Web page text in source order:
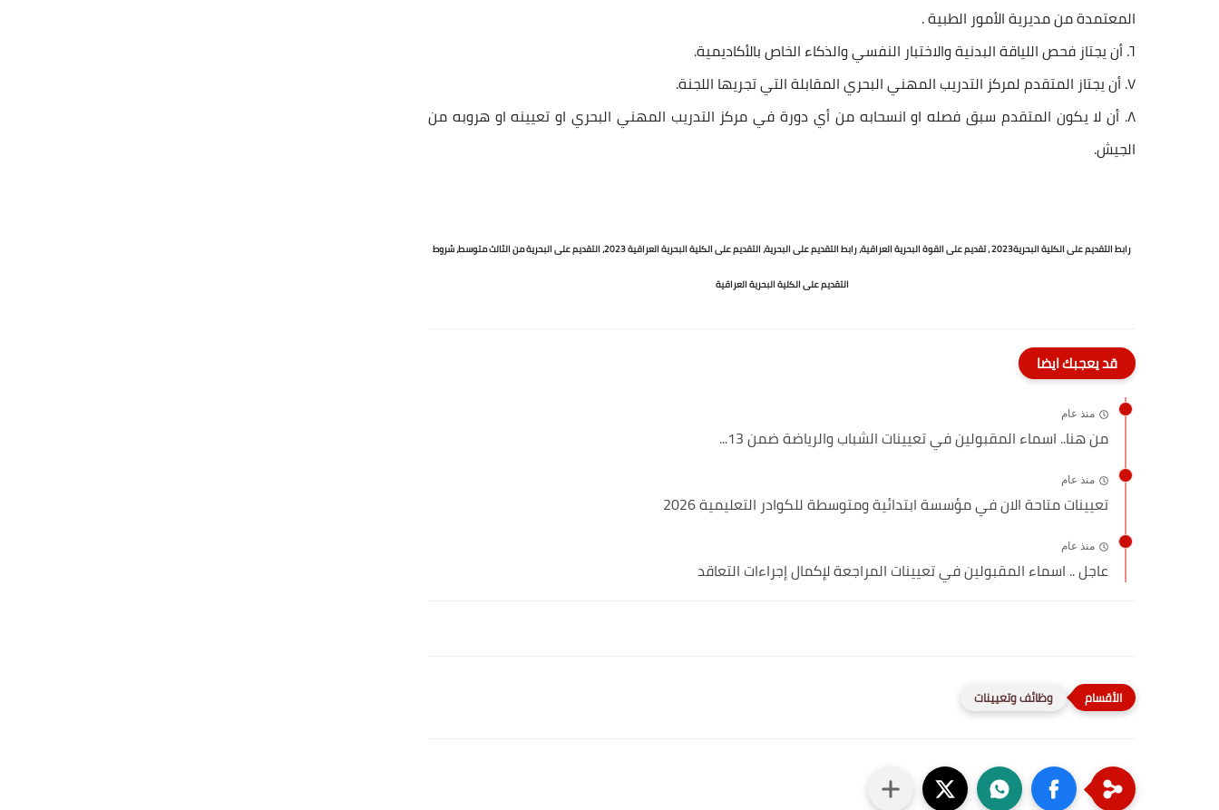
المعتمدة من مديرية الأمور الطبية .
٦. أن يجتاز فحص اللياقة البدنية والاختبار النفسي والذكاء الخاص بالأكاديمية.
٧. أن يجتاز المتقدم لمركز التدريب المهني البحري المقابلة التي تجريها اللجنة.
٨. أن لا يكون المتقدم سبق فصله او انسحابه من أي دورة في مركز التدريب المهني البحري او تعيينه او هروبه من
الجيش.
رابط التقديم على الكلية البحرية2023 ، تقديم على القوة البحرية العراقية، رابط التقديم على البحرية،التقديم على الكلية البحرية العراقية 2023، التقديم على البحرية من الثالث متوسط،شروط
التقديم على الكلية البحرية العراقية
قد يعجبك ايضا
منذ عام
من هنا.. اسماء المقبولين في تعيينات الشباب والرياضة ضمن 13...
منذ عام
تعيينات متاحة الان في مؤسسة ابتدائية ومتوسطة للكوادر التعليمية 2026
منذ عام
عاجل .. اسماء المقبولين في تعيينات المراجعة لإكمال إجراءات التعاقد
وظائف وتعيينات